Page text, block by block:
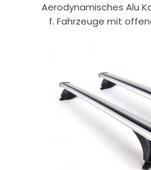
Aerodynamisches Alu
f. Fahrzeuge mit